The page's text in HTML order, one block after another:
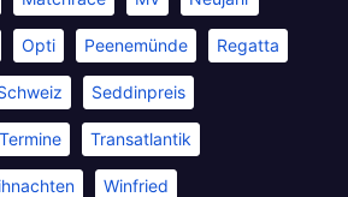
Opti Peenemünde Regatta
Seddinpreis
Termine Transatlantik
Winfried